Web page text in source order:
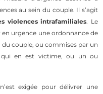
au sein du couple. Il s’agit
violences intrafamiliales. Le
en urgence une ordonnance de
couple, ou commises par un
en est victime, ou un ou
exigée pour délivrer une